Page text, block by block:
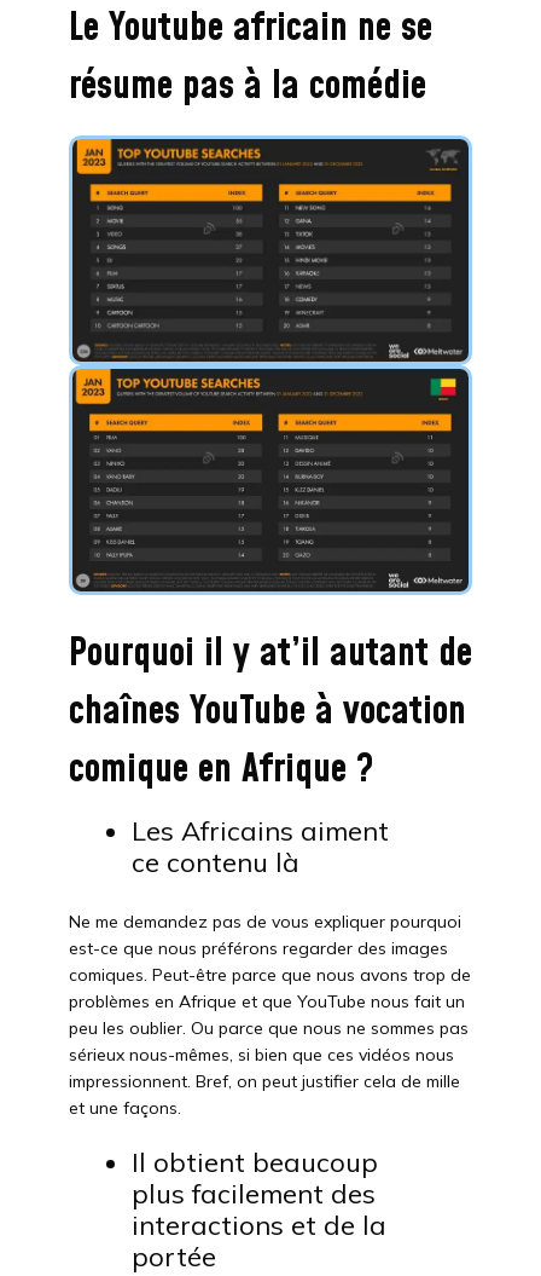
Le Youtube africain ne se
résume pas à la comédie
Pourquoi il y at’il autant de
chaînes YouTube à vocation
comique en Afrique ?
Les Africains aiment
ce contenu là
Ne me demandez pas de vous expliquer pourquoi
est-ce que nous préférons regarder des images
comiques. Peut-être parce que nous avons trop de
problèmes en Afrique et que YouTube nous fait un
peu les oublier. Ou parce que nous ne sommes pas
sérieux nous-mêmes, si bien que ces vidéos nous
impressionnent. Bref, on peut justifier cela de mille
et une façons.
Il obtient beaucoup
plus facilement des
interactions et de la
portée